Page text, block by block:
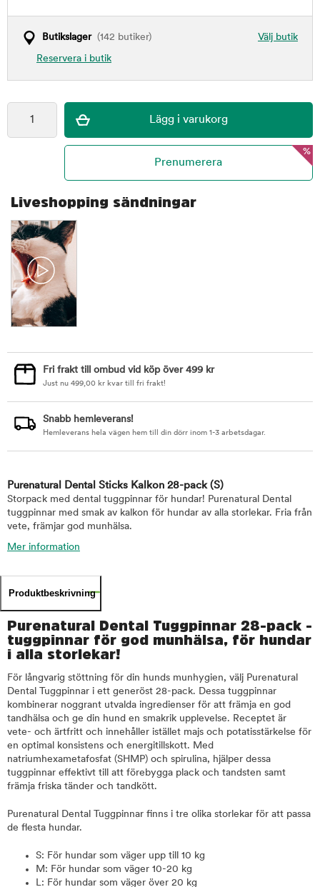
Välj butik
Butikslager(142 butiker)
Reservera i butik
%
Liveshopping sändningar
Fri frakt till ombud vid köp över 499 kr
Just nu 499,00 kr kvar till fri frakt!
Snabb hemleverans!
Hemleverans hela vägen hem till din dörr inom 1-3 arbetsdagar.
Purenatural Dental Sticks Kalkon 28-pack (S)
Storpack med dental tuggpinnar för hundar! Purenatural Dental
tuggpinnar med smak av kalkon för hundar av alla storlekar. Fria från
vete, främjar god munhälsa.
Mer information
Produktbeskrivning
Purenatural Dental Tuggpinnar 28-pack -
tuggpinnar för god munhälsa, för hundar
i alla storlekar!
För långvarig stöttning för din hunds munhygien, välj Purenatural
Dental Tuggpinnar i ett generöst 28-pack. Dessa tuggpinnar
kombinerar noggrant utvalda ingredienser för att främja en god
tandhälsa och ge din hund en smakrik upplevelse. Receptet är
vete- och ärtfritt och innehåller istället majs och potatisstärkelse för
en optimal konsistens och energitillskott. Med
natriumhexametafosfat (SHMP) och spirulina, hjälper dessa
tuggpinnar effektivt till att förebygga plack och tandsten samt
främja friska tänder och tandkött.
Purenatural Dental Tuggpinnar finns i tre olika storlekar för att passa
de flesta hundar.
S: För hundar som väger upp till 10 kg
M: För hundar som väger 10-20 kg
L: För hundar som väger över 20 kg